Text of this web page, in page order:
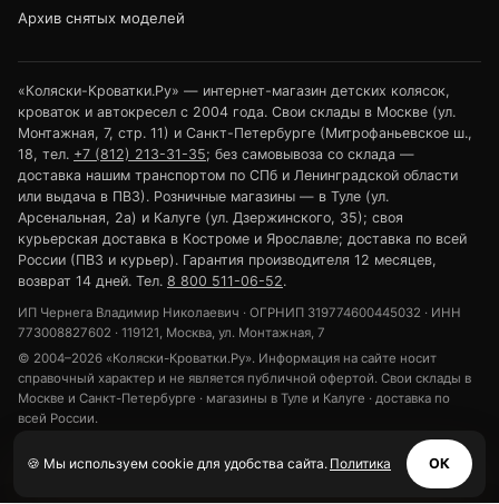
🍪 Мы используем cookie для удобства сайта. Политика ОК
Архив снятых моделей
«Коляски-Кроватки.Ру» — интернет-магазин детских колясок,
кроваток и автокресел с 2004 года. Свои склады в Москве (ул.
Монтажная, 7, стр. 11) и Санкт-Петербурге (Митрофаньевское ш.,
18, тел. +7 (812) 213-31-35; без самовывоза со склада —
доставка нашим транспортом по СПб и Ленинградской области
или выдача в ПВЗ). Розничные магазины — в Туле (ул.
Арсенальная, 2а) и Калуге (ул. Дзержинского, 35); своя
курьерская доставка в Костроме и Ярославле; доставка по всей
России (ПВЗ и курьер). Гарантия производителя 12 месяцев,
возврат 14 дней. Тел. 8 800 511-06-52.
ИП Чернега Владимир Николаевич · ОГРНИП 319774600445032 · ИНН
773008827602 · 119121, Москва, ул. Монтажная, 7
© 2004–2026 «Коляски-Кроватки.Ру». Информация на сайте носит
справочный характер и не является публичной офертой. Свои склады в
Москве и Санкт-Петербурге · магазины в Туле и Калуге · доставка по
всей России.
Обработка персональных данных
Использование cookie